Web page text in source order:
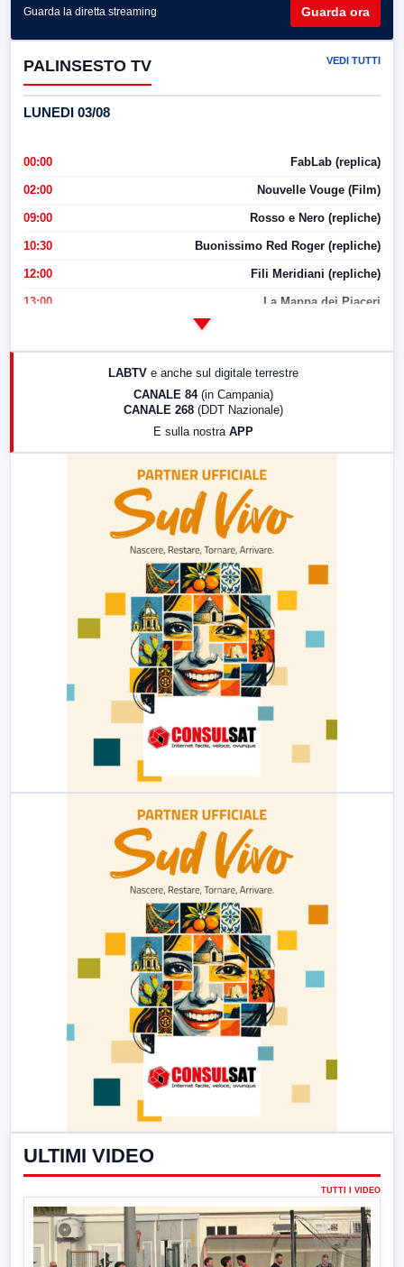
Guarda la diretta streaming Guarda ora
PALINSESTO TV VEDI TUTTI
LUNEDI 03/08
00:00 FabLab (replica)
02:00 Nouvelle Vouge (Film)
09:00 Rosso e Nero (repliche)
10:30 Buonissimo Red Roger (repliche)
12:00 Fili Meridiani (repliche)
13:00 La Mappa dei Piaceri
LABTV e anche sul digitale terrestre
CANALE 84 (in Campania)
CANALE 268 (DDT Nazionale)
E sulla nostra APP
ULTIMI VIDEO
TUTTI I VIDEO